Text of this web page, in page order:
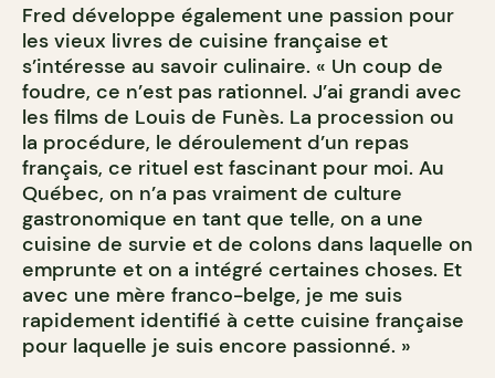
Fred développe également une passion pour
les vieux livres de cuisine française et
s’intéresse au savoir culinaire. « Un coup de
foudre, ce n’est pas rationnel. J’ai grandi avec
les films de Louis de Funès. La procession ou
la procédure, le déroulement d’un repas
français, ce rituel est fascinant pour moi. Au
Québec, on n’a pas vraiment de culture
gastronomique en tant que telle, on a une
cuisine de survie et de colons dans laquelle on
emprunte et on a intégré certaines choses. Et
avec une mère franco-belge, je me suis
rapidement identifié à cette cuisine française
pour laquelle je suis encore passionné. »